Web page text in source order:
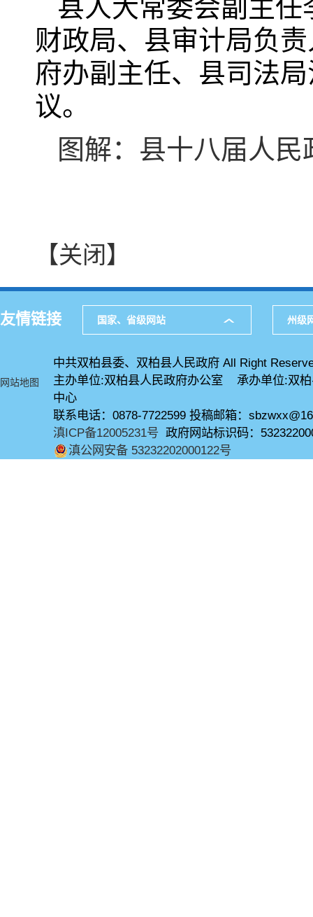
县人大常委会副主
财政局、县审计局负
府办副主任、县司法
议。
图解：县十八届人
【关闭】
友情链接 国家、省级网站 州级
网站地图
中共双柏县委、双柏县人民政府 All Right
主办单位:双柏县人民政府办公室 承办单位:双
中心
联系电话：0878-7722599 投稿邮箱：
滇ICP备12005231号 政府网站标识码：
滇公网安备 53232202000122号